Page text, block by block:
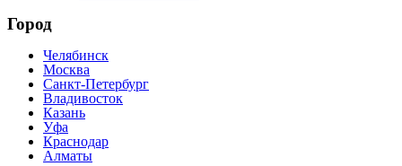
Город
Челябинск
Москва
Санкт-Петербург
Владивосток
Казань
Уфа
Краснодар
Алматы